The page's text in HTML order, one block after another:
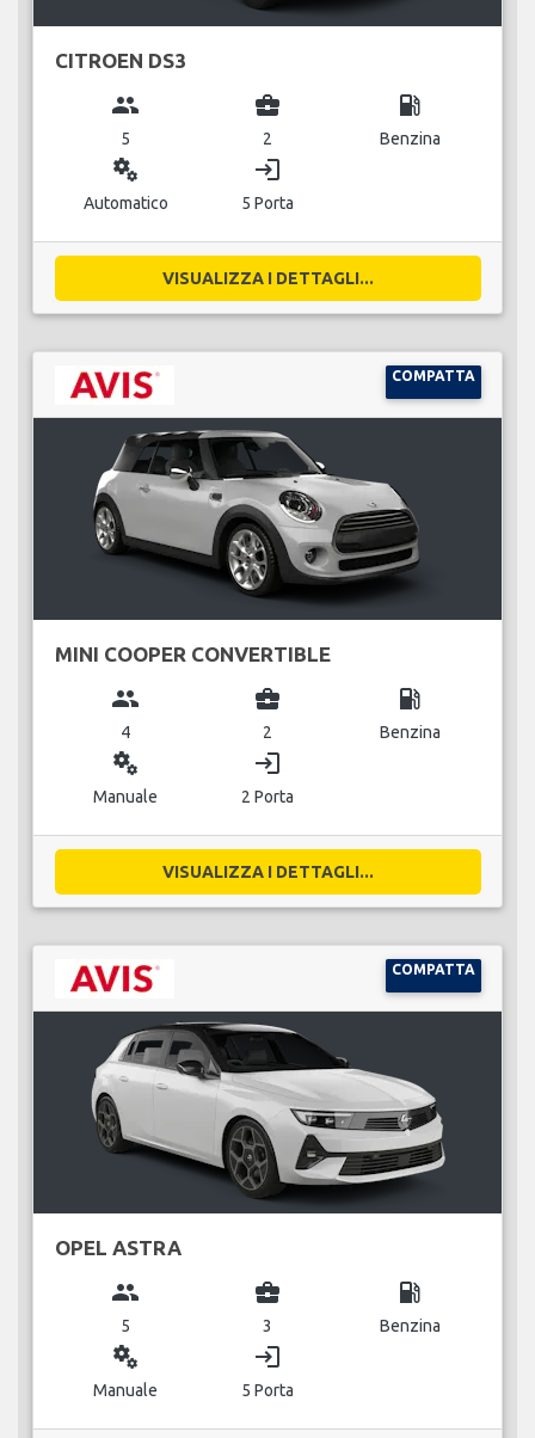
CITROEN DS3
group
5
business_center
2
local_gas_station
Benzina
miscellaneous_services
Automatico
login
5 Porta
VISUALIZZA I DETTAGLI...
COMPATTA
MINI COOPER CONVERTIBLE
group
4
business_center
2
local_gas_station
Benzina
miscellaneous_services
Manuale
login
2 Porta
VISUALIZZA I DETTAGLI...
COMPATTA
OPEL ASTRA
group
5
business_center
3
local_gas_station
Benzina
miscellaneous_services
Manuale
login
5 Porta